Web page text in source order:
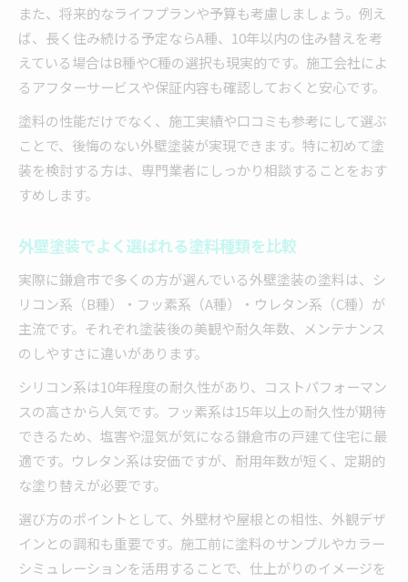
また、将来的なライフプランや予算も考慮しましょう。例え
ば、長く住み続ける予定ならA種、10年以内の住み替えを考
えている場合はB種やC種の選択も現実的です。施工会社によ
るアフターサービスや保証内容も確認しておくと安心です。
塗料の性能だけでなく、施工実績や口コミも参考にして選ぶ
ことで、後悔のない外壁塗装が実現できます。特に初めて塗
装を検討する方は、専門業者にしっかり相談することをおす
すめします。
外壁塗装でよく選ばれる塗料種類を比較
実際に鎌倉市で多くの方が選んでいる外壁塗装の塗料は、シ
リコン系（B種）・フッ素系（A種）・ウレタン系（C種）が
主流です。それぞれ塗装後の美観や耐久年数、メンテナンス
のしやすさに違いがあります。
シリコン系は10年程度の耐久性があり、コストパフォーマン
スの高さから人気です。フッ素系は15年以上の耐久性が期待
できるため、塩害や湿気が気になる鎌倉市の戸建て住宅に最
適です。ウレタン系は安価ですが、耐用年数が短く、定期的
な塗り替えが必要です。
選び方のポイントとして、外壁材や屋根との相性、外観デザ
インとの調和も重要です。施工前に塗料のサンプルやカラー
シミュレーションを活用することで、仕上がりのイメージを